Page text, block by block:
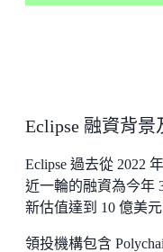
Eclipse 融資背景
Eclipse 過去從 2022
近一輪的融資為今年
新估值達到 10 億美元
領投機構包含